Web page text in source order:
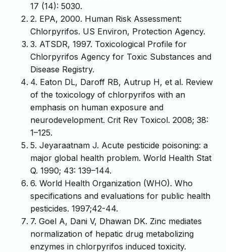
17 (14): 5030.
2. EPA, 2000. Human Risk Assessment:
Chlorpyrifos. US Environ, Protection Agency.
3. ATSDR, 1997. Toxicological Profile for
Chlorpyrifos Agency for Toxic Substances and
Disease Registry.
4. Eaton DL, Daroff RB, Autrup H, et al. Review
of the toxicology of chlorpyrifos with an
emphasis on human exposure and
neurodevelopment. Crit Rev Toxicol. 2008; 38:
1–125.
5. Jeyaraatnam J. Acute pesticide poisoning: a
major global health problem. World Health Stat
Q. 1990; 43: 139–144.
6. World Health Organization (WHO). Who
specifications and evaluations for public health
pesticides. 1997;42-44.
7. Goel A, Dani V, Dhawan DK. Zinc mediates
normalization of hepatic drug metabolizing
enzymes in chlorpyrifos induced toxicity.